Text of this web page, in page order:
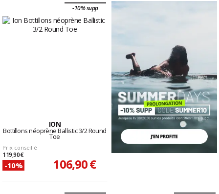
-10% supp
ION
Bottillons néoprène Ballistic 3/2 Round
Toe
Prix conseillé
119,90 €
-10% 106,90 €